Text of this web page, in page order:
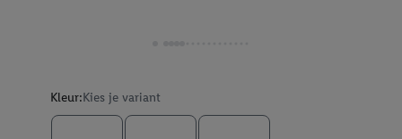
Kleur:Kies je variant